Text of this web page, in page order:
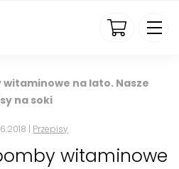
na lato. Nasze
na soki
| Przepisy
witaminowe